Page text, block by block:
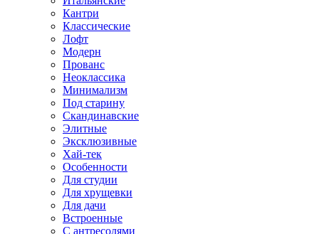
Кантри
Классические
Лофт
Модерн
Прованс
Неоклассика
Минимализм
Под старину
Скандинавские
Элитные
Эксклюзивные
Хай-тек
Особенности
Для студии
Для хрущевки
Для дачи
Встроенные
С антресолями